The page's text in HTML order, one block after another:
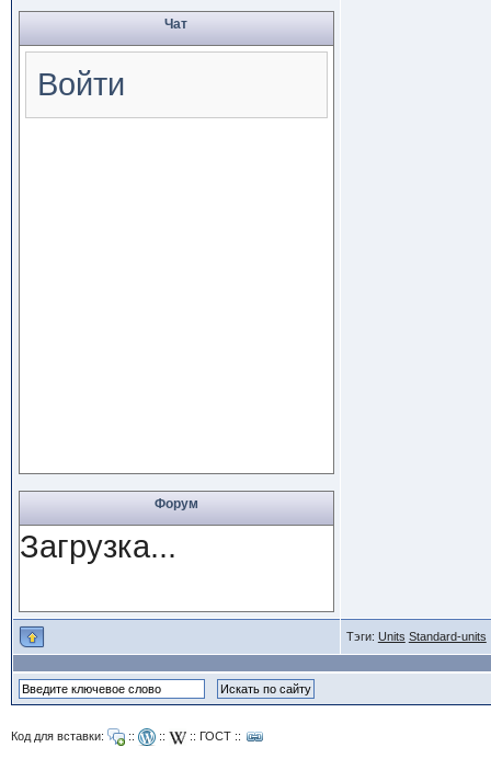
Чат
Войти
Форум
Загрузка...
Тэги: Units Standard-units
Код для вставки: :: :: :: ГОСТ::